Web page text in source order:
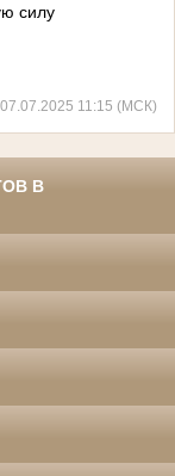
силу
11:15 (МСК)
В